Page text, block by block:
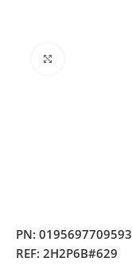
PN:0195697709593
REF:2H2P6B#629